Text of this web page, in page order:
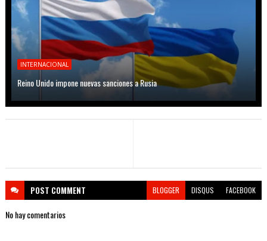
INTERNACIONAL
Reino Unido impone nuevas sanciones a Rusia
POST COMMENT BLOGGER DISQUS FACEBOOK
No hay comentarios